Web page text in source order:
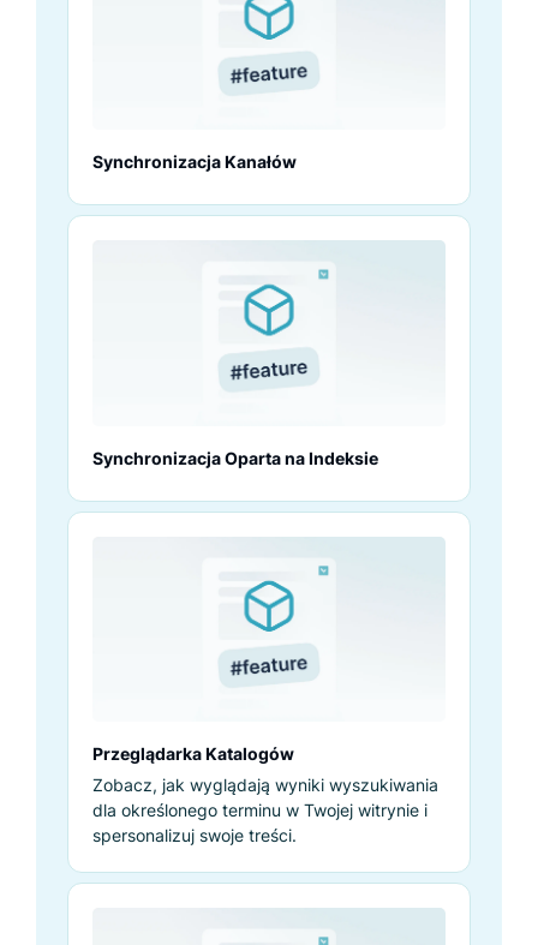
Synchronizacja Kanałów
Synchronizacja Oparta na Indeksie
Przeglądarka Katalogów
Zobacz, jak wyglądają wyniki wyszukiwania
dla określonego terminu w Twojej witrynie i
spersonalizuj swoje treści.